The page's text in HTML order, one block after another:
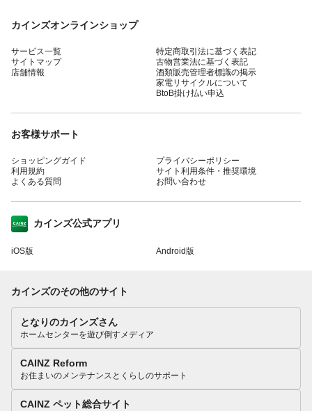
カインズオンラインショップ
サービス一覧
サイトマップ
店舗情報
特定商取引法に基づく表記
古物営業法に基づく表記
酒類販売管理者標識の掲示
家電リサイクルについて
BtoB掛け払い申込
お客様サポート
ショッピングガイド
利用規約
よくある質問
プライバシーポリシー
サイト利用条件・推奨環境
お問い合わせ
カインズ公式アプリ
iOS版 Android版
カインズのその他のサイト
となりのカインズさん
ホームセンターを遊び倒すメディア
CAINZ Reform
お住まいのメンテナンスとくらしのサポート
CAINZ ペット総合サイト